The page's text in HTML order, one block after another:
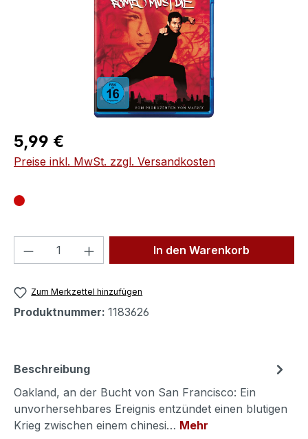
Regulärer Preis:
5,99 €
Preise inkl. MwSt. zzgl. Versandkosten
Produkt Anzahl: Gib denIn den Warenkorb
Zum Merkzettel hinzufügen
Produktnummer: 1183626
Beschreibung
Oakland, an der Bucht von San Francisco: Ein
unvorhersehbares Ereignis entzündet einen blutigen
Krieg zwischen einem chinesi… Mehr